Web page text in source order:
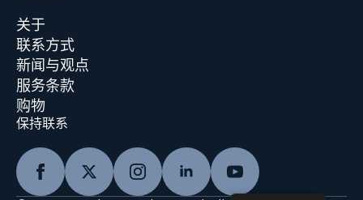
关于
联系方式
新闻与观点
服务条款
购物
保持联系